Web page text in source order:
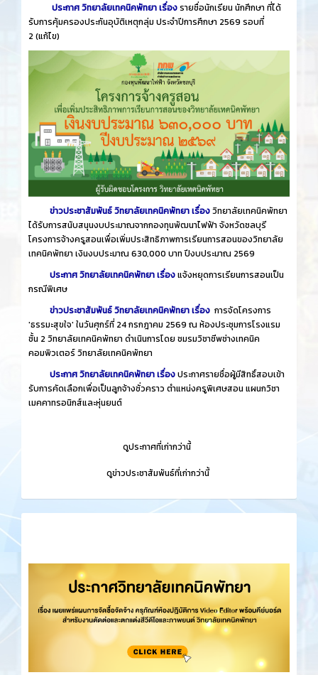
ประกาศ วิทยาลัยเทคนิคพัทยา เรื่องรายชื่อนักเรียน นักศึกษา ที่ได้
รับการคุ้มครองประกันอุบัติเหตุกลุ่ม ประจำปีการศึกษา 2569 รอบที่
2 (แก้ไข)
ข่าวประชาสัมพันธ์ วิทยาลัยเทคนิคพัทยา เรื่องวิทยาลัยเทคนิคพัทยา
ได้รับการสนับสนุนงบประมาณจากกองทุนพัฒนาไฟฟ้า จังหวัดชลบุรี
โครงการจ้างครูสอนเพื่อเพิ่มประสิทธิภาพการเรียนการสอนของวิทยาลัย
เทคนิคพัทยา เงินงบประมาณ 630,000 บาท ปีงบประมาณ 2569
ประกาศ วิทยาลัยเทคนิคพัทยา เรื่องแจ้งหยุดการเรียนการสอนเป็น
กรณีพิเศษ
ข่าวประชาสัมพันธ์ วิทยาลัยเทคนิคพัทยา เรื่อง การจัดโครงการ
'ธรรมะสุขใจ' ในวันศุกร์ที่ 24 กรกฎาคม 2569 ณ ห้องประชุมการโรงแรม
ชั้น 2 วิทยาลัยเทคนิคพัทยา ดำเนินการโดย ชมรมวิชาชีพช่างเทคนิค
คอมพิวเตอร์ วิทยาลัยเทคนิคพัทยา
ประกาศ วิทยาลัยเทคนิคพัทยา เรื่องประกาศรายชื่อผู้มีสิทธิ์สอบเข้า
รับการคัดเลือกเพื่อเป็นลูกจ้างชั่วคราว ตำแหน่งครูพิเศษสอน แผนกวิชา
เมคคาทรอนิกส์และหุ่นยนต์
ดูประกาศที่เก่ากว่านี้
ดูข่าวประชาสัมพันธ์ที่เก่ากว่านี้